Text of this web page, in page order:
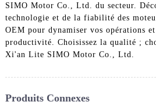
SIMO Motor Co., Ltd. du secteur.
technologie et de la fiabilité des
OEM pour dynamiser vos opérations
productivité. Choisissez la qualité ;
Xi'an Lite SIMO Motor Co., Ltd.
Produits Connexes